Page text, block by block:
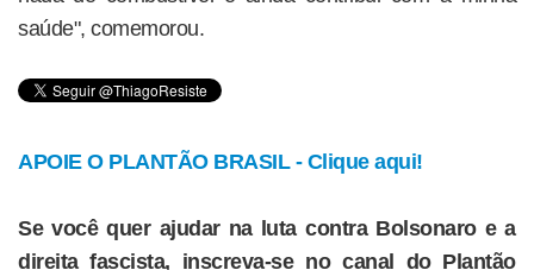
saúde", comemorou.
APOIE O PLANTÃO BRASIL - Clique aqui!
Se você quer ajudar na luta contra Bolsonaro e a
direita fascista, inscreva-se no canal do Plantão